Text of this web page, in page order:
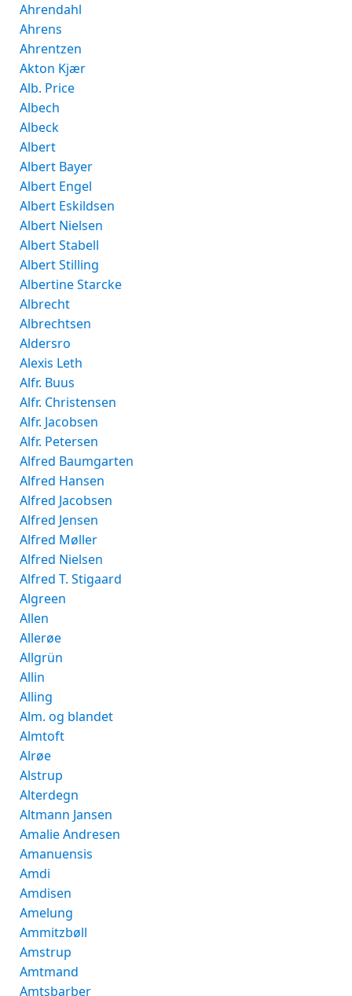
Ahrendahl
Ahrens
Ahrentzen
Akton Kjær
Alb. Price
Albech
Albeck
Albert
Albert Bayer
Albert Engel
Albert Eskildsen
Albert Nielsen
Albert Stabell
Albert Stilling
Albertine Starcke
Albrecht
Albrechtsen
Aldersro
Alexis Leth
Alfr. Buus
Alfr. Christensen
Alfr. Jacobsen
Alfr. Petersen
Alfred Baumgarten
Alfred Hansen
Alfred Jacobsen
Alfred Jensen
Alfred Møller
Alfred Nielsen
Alfred T. Stigaard
Algreen
Allen
Allerøe
Allgrün
Allin
Alling
Alm. og blandet
Almtoft
Alrøe
Alstrup
Alterdegn
Altmann Jansen
Amalie Andresen
Amanuensis
Amdi
Amdisen
Amelung
Ammitzbøll
Amstrup
Amtmand
Amtsbarber